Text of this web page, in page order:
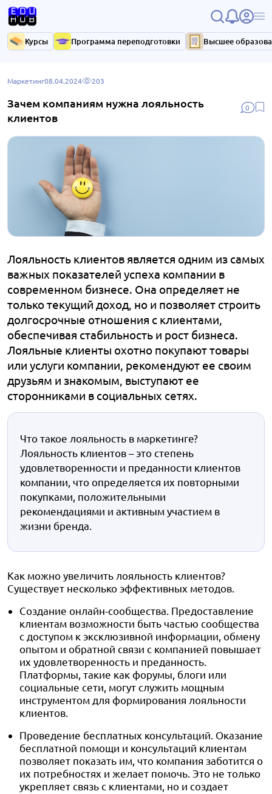
Курсы Программа переподготовки Высшее
0
Маркетинг08.04.2024 203
Зачем компаниям нужна лояльность
клиентов
Лояльность клиентов является одним из самых
важных показателей успеха компании в
современном бизнесе. Она определяет не
только текущий доход, но и позволяет строить
долгосрочные отношения с клиентами,
обеспечивая стабильность и рост бизнеса.
Лояльные клиенты охотно покупают товары
или услуги компании, рекомендуют ее своим
друзьям и знакомым, выступают ее
сторонниками в социальных сетях.
Что такое лояльность в маркетинге?
Лояльность клиентов – это степень
удовлетворенности и преданности клиентов
компании, что определяется их повторными
покупками, положительными
рекомендациями и активным участием в
жизни бренда.
Как можно увеличить лояльность клиентов?
Существует несколько эффективных методов.
Создание онлайн-сообщества. Предоставление
клиентам возможности быть частью сообщества
с доступом к эксклюзивной информации, обмену
опытом и обратной связи с компанией повышает
их удовлетворенность и преданность.
Платформы, такие как форумы, блоги или
социальные сети, могут служить мощным
инструментом для формирования лояльности
клиентов.
Проведение бесплатных консультаций. Оказание
бесплатной помощи и консультаций клиентам
позволяет показать им, что компания заботится о
их потребностях и желает помочь. Это не только
укрепляет связь с клиентами, но и создает